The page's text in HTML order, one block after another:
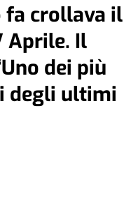
fa crollava il
Aprile. Il
dei più
degli ultimi